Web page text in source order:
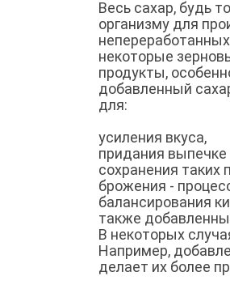
Весь сахар, будь
организму для
некоторые
продукты,
добавленный
для:
усиления вкуса,
придания выпечке
сохранения
брожения -
балансирования
также
В некоторых
Например,
делает их более